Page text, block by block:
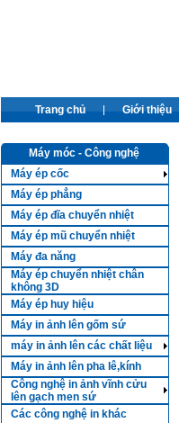
Trang chủ Giới thiệu
Máy móc - Công nghệ
Máy ép cốc
Máy ép phẳng
Máy ép đĩa chuyển nhiệt
Máy ép mũ chuyển nhiệt
Máy đa năng
Máy ép chuyển nhiệt chân
không 3D
Máy ép huy hiệu
Máy in ảnh lên gốm sứ
máy in ảnh lên các chất liệu
Máy in ảnh lên pha lê,kính
Công nghệ in ảnh vĩnh cửu
lên gạch men sứ
Các công nghệ in khác